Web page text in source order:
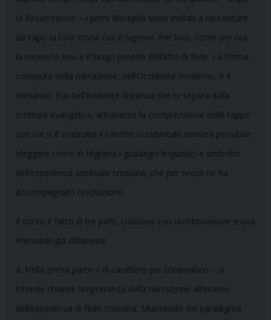
la Resurrezione – i primi discepoli sono invitati a raccontare
da capo la loro storia con il Signore. Per loro, come per noi,
la memoria Jesu è il luogo proprio dell’atto di fede. La forma
compiuta della narrazione, nell’Occidente moderno, è il
romanzo. Pur nell’evidente distanza che lo separa dalla
scrittura evangelica, attraverso la comprensione delle tappe
con cui si è costruito il canone occidentale sembra possibile
rileggere come in filigrana i guadagni linguistici e simbolici
dell’esperienza spirituale cristiana, che per secoli ne ha
accompagnato l’evoluzione.
Il corso è fatto di tre parti, ciascuna con un’intonazione e una
metodologia differente.
a. Nella prima parte – di carattere più sistematico – si
intende chiarire l’importanza della narrazione all’interno
dell’esperienza di fede cristiana. Muovendo dal paradigma